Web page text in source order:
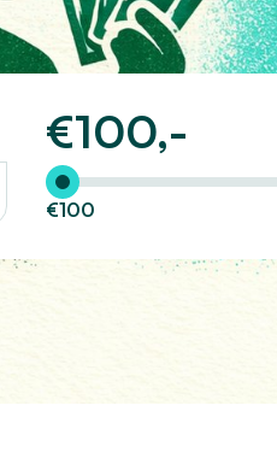
€100,-
Hoeveel wilt u lenen?
€100